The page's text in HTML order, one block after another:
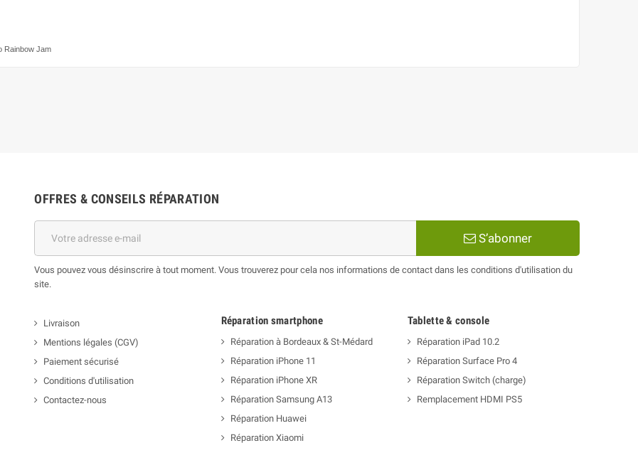
Rainbow Jam
OFFRES & CONSEILS RÉPARATION
S’abonner
Vous pouvez vous désinscrire à tout moment. Vous trouverez pour cela nos informations de contact dans les conditions d'utilisation du
site.
Livraison
Mentions légales (CGV)
Paiement sécurisé
Conditions d'utilisation
Contactez-nous
Réparation smartphone
Réparation à Bordeaux & St-Médard
Réparation iPhone 11
Réparation iPhone XR
Réparation Samsung A13
Réparation Huawei
Réparation Xiaomi
Tablette & console
Réparation iPad 10.2
Réparation Surface Pro 4
Réparation Switch (charge)
Remplacement HDMI PS5